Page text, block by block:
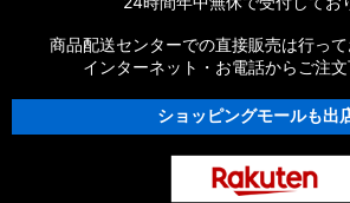
商品配送センターでの直接販売は行って
インターネット・お電話からご注文
ショッピングモールも出